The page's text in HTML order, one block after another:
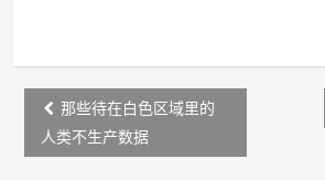
Post
navigation
那些待在白色区域里的
人类不生产数据